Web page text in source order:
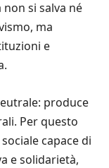
si salva né
ma
e
produce
Per questo
capace di
e solidarietà,